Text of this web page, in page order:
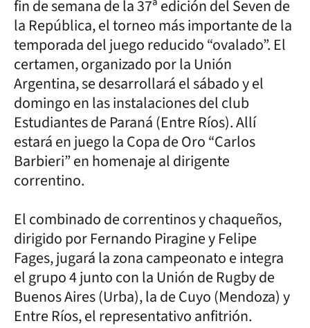
fin de semana de la 37ª edición del Seven de
la República, el torneo más importante de la
temporada del juego reducido “ovalado”. El
certamen, organizado por la Unión
Argentina, se desarrollará el sábado y el
domingo en las instalaciones del club
Estudiantes de Paraná (Entre Ríos). Allí
estará en juego la Copa de Oro “Carlos
Barbieri” en homenaje al dirigente
correntino.
El combinado de correntinos y chaqueños,
dirigido por Fernando Piragine y Felipe
Fages, jugará la zona campeonato e integra
el grupo 4 junto con la Unión de Rugby de
Buenos Aires (Urba), la de Cuyo (Mendoza) y
Entre Ríos, el representativo anfitrión.